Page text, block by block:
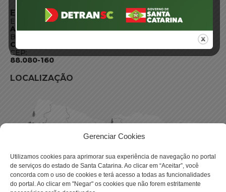
Gerenciar Cookies
Utilizamos cookies para aprimorar sua experiência de navegação no portal
de serviços do estado de Santa Catarina. Ao clicar em “Aceitar”, você
concorda com o uso de cookies e terá acesso a todas as funcionalidades
do portal. Ao clicar em "Negar" os cookies que não forem estritamente
ENDEREÇO
Endereço:
Av. Almirante Tamandaré - 480
Bairro:
Coqueiros, Florianópolis SC
CEP:
88.080-160
LOCALIZAÇÃO